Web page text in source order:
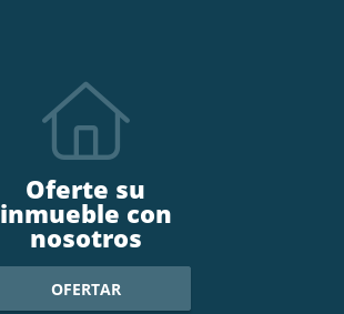
Oferte su
inmueble con
nosotros
OFERTAR